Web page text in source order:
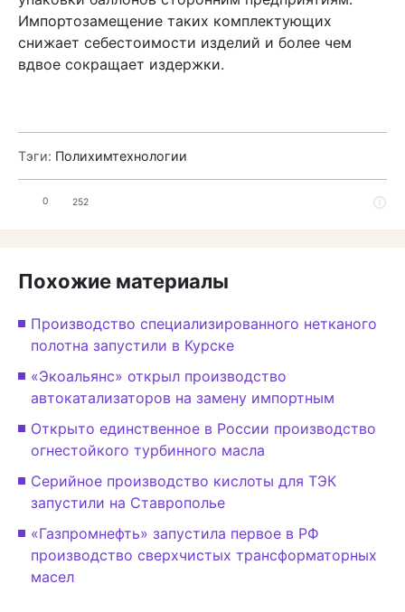
Импортозамещение таких комплектующих
снижает себестоимости изделий и более чем
вдвое сокращает издержки.
Тэги: Полихимтехнологии
0 252
Похожие материалы
Производство специализированного нетканого
полотна запустили в Курске
«Экоальянс» открыл производство
автокатализаторов на замену импортным
Открыто единственное в России производство
огнестойкого турбинного масла
Серийное производство кислоты для ТЭК
запустили на Ставрополье
«Газпромнефть» запустила первое в РФ
производство сверхчистых трансформаторных
масел